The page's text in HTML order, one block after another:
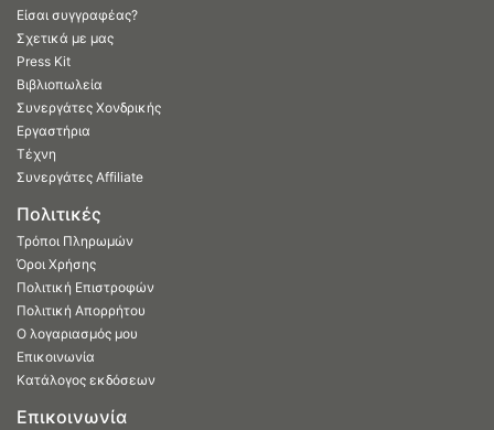
Είσαι συγγραφέας?
Σχετικά με μας
Press Kit
Βιβλιοπωλεία
Συνεργάτες Χονδρικής
Εργαστήρια
Τέχνη
Συνεργάτες Affiliate
Πολιτικές
Τρόποι Πληρωμών
Όροι Χρήσης
Πολιτική Επιστροφών
Πολιτική Απορρήτου
Ο λογαριασμός μου
Επικοινωνία
Κατάλογος εκδόσεων
Επικοινωνία